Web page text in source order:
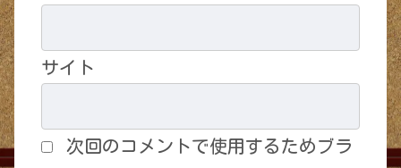
サイト
次回のコメントで使用するためブラ